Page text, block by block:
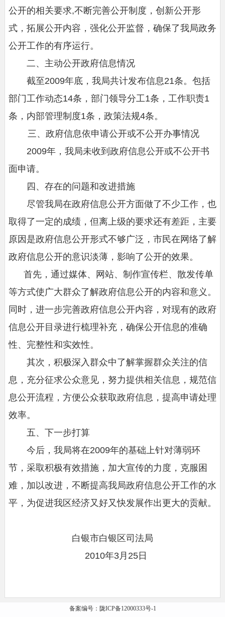
公开的相关要求,不断完善公开制度，创新公开形
式，拓展公开内容，强化公开监督，确保了我局政务
公开工作的有序运行。
二、主动公开政府信息情况
截至2009年底，我局共计发布信息21条。包括
部门工作动态14条，部门领导分工1条，工作职责1
条，内部管理制度1条，政策法规4条。
三、政府信息依申请公开或不公开办事情况
2009年，我局未收到政府信息公开或不公开书
面申请。
四、存在的问题和改进措施
尽管我局在政府信息公开方面做了不少工作，也
取得了一定的成绩，但离上级的要求还有差距，主要
原因是政府信息公开形式不够广泛，市民在网络了解
政府信息公开的意识淡薄，影响了公开的效果。
首先，通过媒体、网站、制作宣传栏、散发传单
等方式使广大群众了解政府信息公开的内容和意义。
同时，进一步完善政府信息公开内容，对现有的政府
信息公开目录进行梳理补充，确保公开信息的准确
性、完整性和实效性。
其次，积极深入群众中了解掌握群众关注的信
息，充分征求公众意见，努力提供相关信息，规范信
息公开流程，方便公众获取政府信息，提高申请处理
效率。
五、下一步打算
今后，我局将在2009年的基础上针对薄弱环
节，采取积极有效措施，加大宣传的力度，克服困
难，加以改进，不断提高我局政府信息公开工作的水
平，为促进我区经济又好又快发展作出更大的贡献。
白银市白银区司法局
2010年3月25日
备案编号：陇ICP备12000333号-1